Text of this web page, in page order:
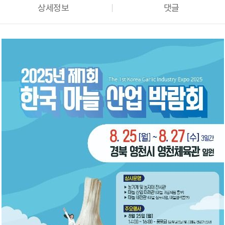
상세정보 댓글